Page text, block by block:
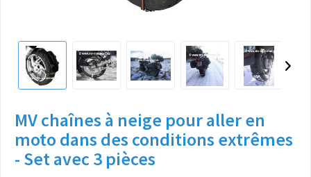
MV chaînes à neige pour aller en
moto dans des conditions extrêmes
- Set avec 3 pièces